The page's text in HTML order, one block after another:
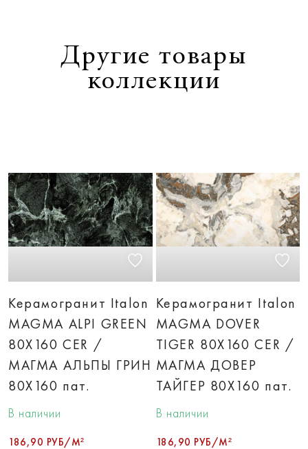
Другие товары
коллекции
Керамогранит Italon
MAGMA ALPI GREEN
80X160 CER /
МАГМА АЛЬПЫ ГРИН
80X160 пат.
В наличии
186,90 РУБ/М²
Керамогранит Italon
MAGMA DOVER
TIGER 80X160 CER /
МАГМА ДОВЕР
ТАЙГЕР 80X160 пат.
В наличии
186,90 РУБ/М²